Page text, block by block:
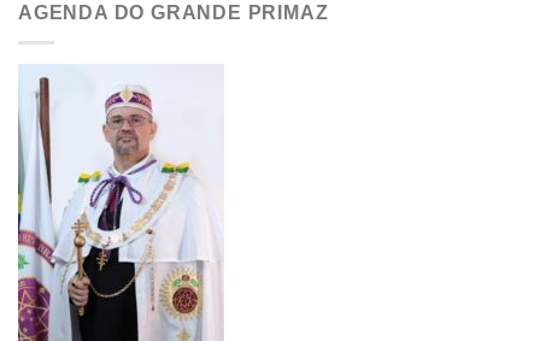
AGENDA DO GRANDE PRIMAZ